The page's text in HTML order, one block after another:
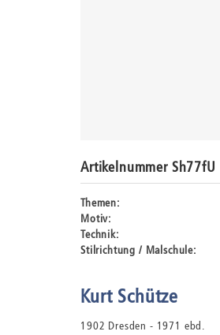
Artikelnummer Sh77fU
Themen:
Motiv:
Technik:
Stilrichtung / Malschule:
Kurt Schütze
1902 Dresden - 1971 ebd.